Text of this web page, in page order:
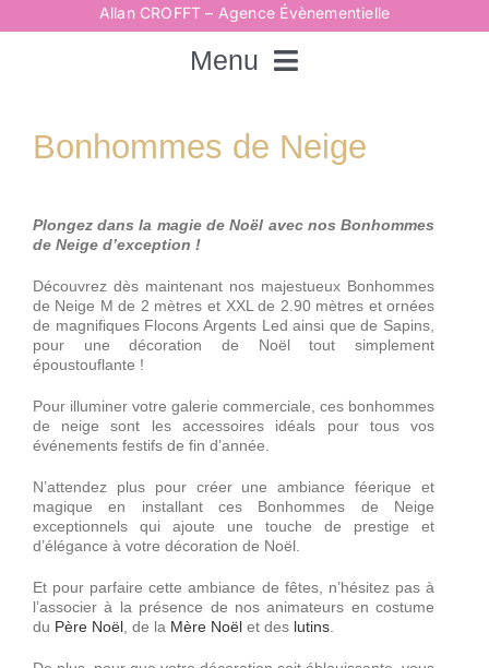
au
Allan CROFFT – Agence Évènementielle
Menu
Rechercher:
Accueil
Spectacles
Techniques
Animations
Décorations
Devis
Bonhommes de Neige
Plongez dans la magie de Noël avec nos Bonhommes
de Neige d’exception !
Découvrez dès maintenant nos majestueux Bonhommes
de Neige M de 2 mètres et XXL de 2.90 mètres et ornées
de magnifiques Flocons Argents Led ainsi que de Sapins,
pour une décoration de Noël tout simplement
époustouflante !
Pour illuminer votre galerie commerciale, ces bonhommes
de neige sont les accessoires idéals pour tous vos
événements festifs de fin d’année.
N’attendez plus pour créer une ambiance féerique et
magique en installant ces Bonhommes de Neige
exceptionnels qui ajoute une touche de prestige et
d’élégance à votre décoration de Noël.
Et pour parfaire cette ambiance de fêtes, n’hésitez pas à
l’associer à la présence de nos animateurs en costume
du Père Noël, de la Mère Noëlet des lutins.